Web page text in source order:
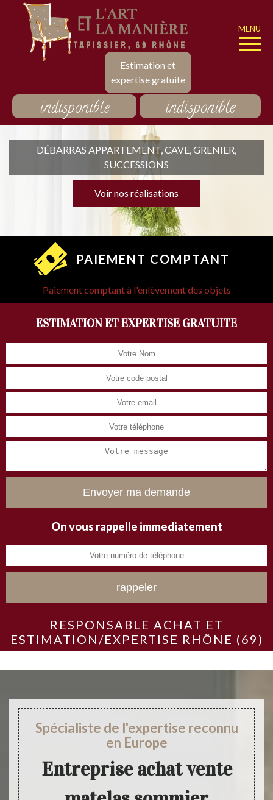
Estimation et
expertise gratuite
MENU
indisponible indisponible
DÉBARRAS APPARTEMENT, CAVE, GRENIER,
SUCCESSIONS
Voir nos réalisations
PAIEMENT COMPTANT
Paiement comptant à l'enlèvement des objets
ESTIMATION ET EXPERTISE GRATUITE
On vous rappelle immediatement
RESPONSABLE ACHAT ET
ESTIMATION/EXPERTISE RHÔNE (69)
Spécialiste de l'expertise reconnu
en Europe
Entreprise achat vente